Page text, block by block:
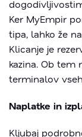
Ker MyEmpir
tipa, lahko že
Klicanje je
kazina. Ob tem
terminalov
Naplatke in
Kljubaj